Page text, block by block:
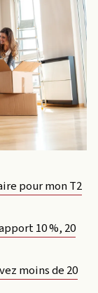
pour mon T2
10 %, 20
moins de 20